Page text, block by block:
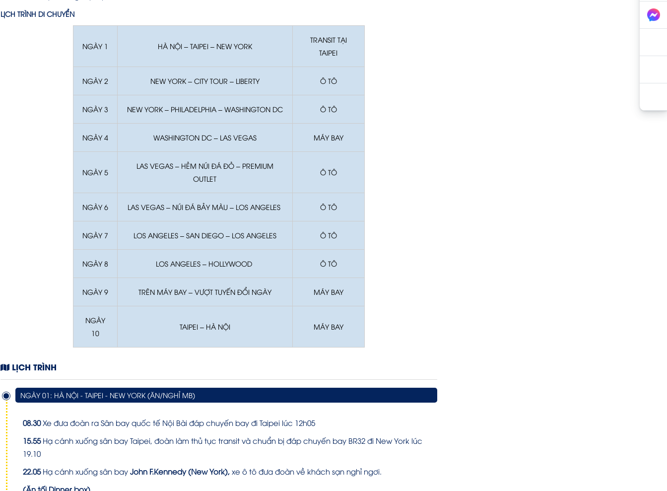
LỊCH TRÌNH DI CHUYỂN
NGÀY 1 HÀ NỘI – TAIPEI – NEW YORK
TRANSIT TẠI
TAIPEI
NGÀY 2 NEW YORK – CITY TOUR – LIBERTY Ô TÔ
NGÀY 3 NEW YORK – PHILADELPHIA – WASHINGTON DC Ô TÔ
NGÀY 4 WASHINGTON DC – LAS VEGAS MÁY BAY
NGÀY 5
LAS VEGAS – HẺM NÚI ĐÁ ĐỎ – PREMIUM
OUTLET
Ô TÔ
NGÀY 6 LAS VEGAS – NÚI ĐÁ BẢY MÀU – LOS ANGELES Ô TÔ
NGÀY 7 LOS ANGELES – SAN DIEGO – LOS ANGELES Ô TÔ
NGÀY 8 LOS ANGELES – HOLLYWOOD Ô TÔ
NGÀY 9 TRÊN MÁY BAY – VƯỢT TUYẾN ĐỔI NGÀY MÁY BAY
NGÀY
10
TAIPEI – HÀ NỘI MÁY BAY
LỊCH TRÌNH
NGÀY 01: HÀ NỘI - TAIPEI - NEW YORK (ĂN/NGHỈ MB)
08.30Xe đưa đoàn ra Sân bay quốc tế Nội Bài đáp chuyến bay đi Taipei lúc 12h05
15.55 Hạ cánh xuống sân bay Taipei, đoàn làm thủ tục transit và chuẩn bị đáp chuyến bay BR32 đi New York lúc
19.10
22.05 Hạ cánh xuống sân bay John F.Kennedy (New York), xe ô tô đưa đoàn về khách sạn nghỉ ngơi.